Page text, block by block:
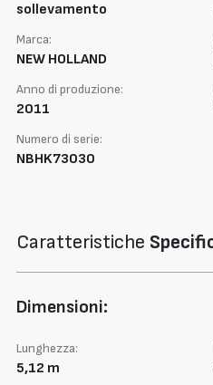
sollevamento
Marca:
NEW HOLLAND
Anno di produzione:
2011
Numero di serie:
NBHK73030
Caratteristiche
Dimensioni:
Lunghezza:
5,12 m